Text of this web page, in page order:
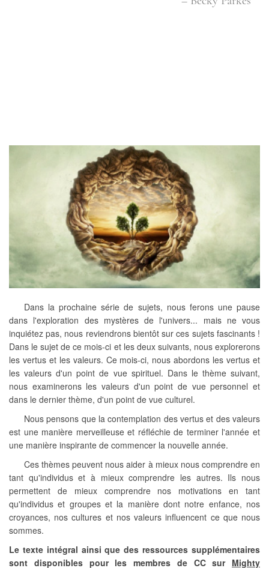
Dans la prochaine série de sujets, nous ferons une pause
dans l'exploration des mystères de l'univers... mais ne vous
inquiétez pas, nous reviendrons bientôt sur ces sujets fascinants !
Dans le sujet de ce mois-ci et les deux suivants, nous explorerons
les vertus et les valeurs. Ce mois-ci, nous abordons les vertus et
les valeurs d'un point de vue spirituel. Dans le thème suivant,
nous examinerons les valeurs d'un point de vue personnel et
dans le dernier thème, d'un point de vue culturel.
Nous pensons que la contemplation des vertus et des valeurs
est une manière merveilleuse et réfléchie de terminer l'année et
une manière inspirante de commencer la nouvelle année.
Ces thèmes peuvent nous aider à mieux nous comprendre en
tant qu'individus et à mieux comprendre les autres. Ils nous
permettent de mieux comprendre nos motivations en tant
qu'individus et groupes et la manière dont notre enfance, nos
croyances, nos cultures et nos valeurs influencent ce que nous
sommes.
Le texte intégral ainsi que des ressources supplémentaires
sont disponibles pour les membres de CC sur Mighty